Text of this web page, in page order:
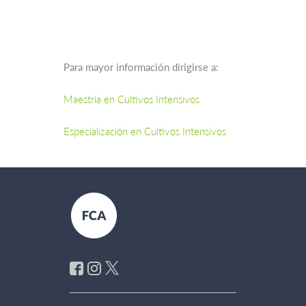
Para mayor información dirigirse a:
Maestría en Cultivos Intensivos
Especialización en Cultivos Intensivos